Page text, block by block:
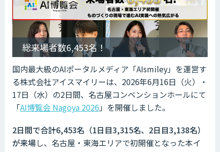
総来場者数6,453名！
国内最大級のAIポータルメディア「AIsmiley」を運営す
る株式会社アイスマイリーは、2026年6月16日（火）・
17日（水）の2日間、名古屋コンベンションホールにて
「AI博覧会 Nagoya 2026」を開催しました。
2日間で合計6,453名（1日目3,315名、2日目3,138名）
が来場し、名古屋・東海エリアで初開催となった本イ